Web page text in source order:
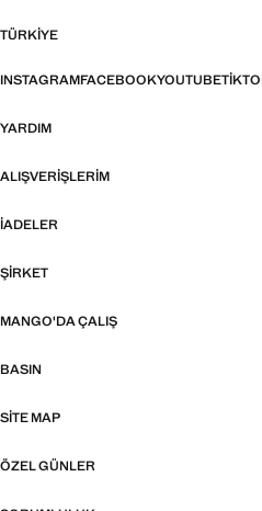
TÜRKIYE
INSTAGRAMFACEBOOKYOUTUBE
YARDIM
ALIŞVERIŞLERIM
İADELER
ŞIRKET
MANGO'DA ÇALIŞ
BASIN
SITE MAP
ÖZEL GÜNLER